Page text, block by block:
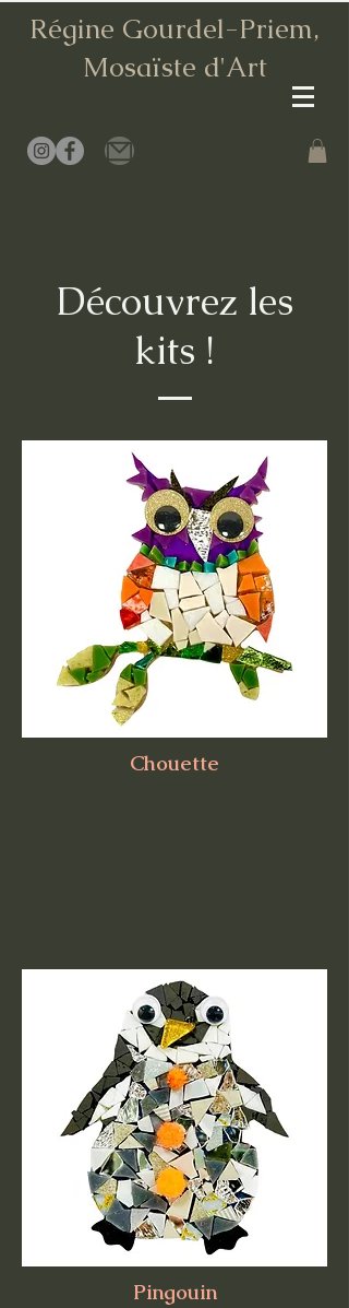
Régine Gourdel-Priem,
Mosaïste d'Art
Découvrez les
kits !
Chouette
Pingouin